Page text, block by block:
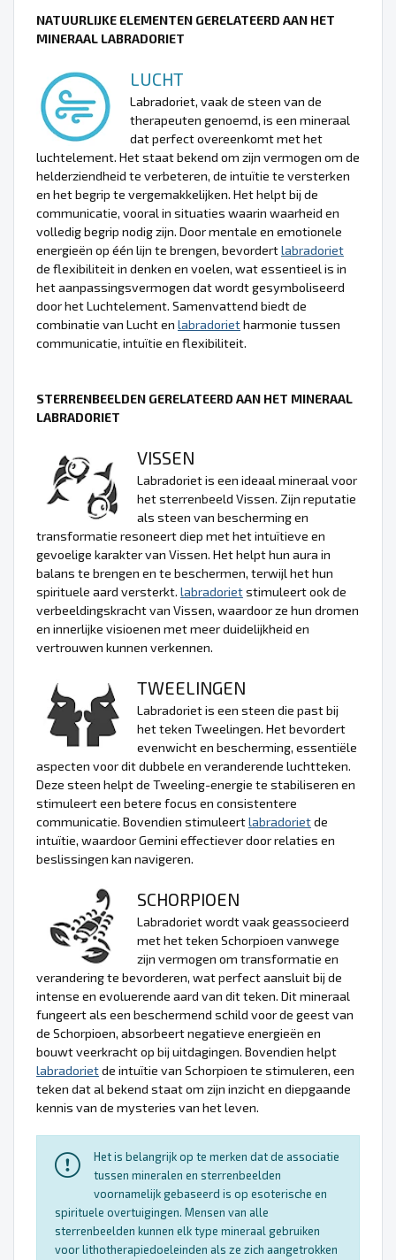
NATUURLIJKE ELEMENTEN GERELATEERD AAN HET
MINERAAL LABRADORIET
LUCHT
Labradoriet, vaak de steen van de
therapeuten genoemd, is een mineraal
dat perfect overeenkomt met het
luchtelement. Het staat bekend om zijn vermogen om de
helderziendheid te verbeteren, de intuïtie te versterken
en het begrip te vergemakkelijken. Het helpt bij de
communicatie, vooral in situaties waarin waarheid en
volledig begrip nodig zijn. Door mentale en emotionele
energieën op één lijn te brengen, bevordertlabradoriet
de flexibiliteit in denken en voelen, wat essentieel is in
het aanpassingsvermogen dat wordt gesymboliseerd
door het Luchtelement. Samenvattend biedt de
combinatie van Lucht en labradorietharmonie tussen
communicatie, intuïtie en flexibiliteit.
STERRENBEELDEN GERELATEERD AAN HET MINERAAL
LABRADORIET
VISSEN
Labradoriet is een ideaal mineraal voor
het sterrenbeeld Vissen. Zijn reputatie
als steen van bescherming en
transformatie resoneert diep met het intuïtieve en
gevoelige karakter van Vissen. Het helpt hun aura in
balans te brengen en te beschermen, terwijl het hun
spirituele aard versterkt. labradorietstimuleert ook de
verbeeldingskracht van Vissen, waardoor ze hun dromen
en innerlijke visioenen met meer duidelijkheid en
vertrouwen kunnen verkennen.
TWEELINGEN
Labradoriet is een steen die past bij
het teken Tweelingen. Het bevordert
evenwicht en bescherming, essentiële
aspecten voor dit dubbele en veranderende luchtteken.
Deze steen helpt de Tweeling-energie te stabiliseren en
stimuleert een betere focus en consistentere
communicatie. Bovendien stimuleertlabradorietde
intuïtie, waardoor Gemini effectiever door relaties en
beslissingen kan navigeren.
SCHORPIOEN
Labradoriet wordt vaak geassocieerd
met het teken Schorpioen vanwege
zijn vermogen om transformatie en
verandering te bevorderen, wat perfect aansluit bij de
intense en evoluerende aard van dit teken. Dit mineraal
fungeert als een beschermend schild voor de geest van
de Schorpioen, absorbeert negatieve energieën en
bouwt veerkracht op bij uitdagingen. Bovendien helpt
labradorietde intuïtie van Schorpioen te stimuleren, een
teken dat al bekend staat om zijn inzicht en diepgaande
kennis van de mysteries van het leven.
Het is belangrijk op te merken dat de associatie
tussen mineralen en sterrenbeelden
voornamelijk gebaseerd is op esoterische en
spirituele overtuigingen. Mensen van alle
sterrenbeelden kunnen elk type mineraal gebruiken
voor lithotherapiedoeleinden als ze zich aangetrokken